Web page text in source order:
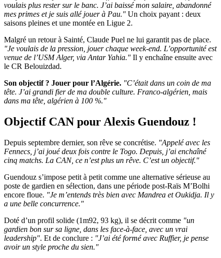
voulais plus rester sur le banc. J’ai baissé mon salaire, abandonné
mes primes et je suis allé jouer à Pau." Un choix payant : deux
saisons pleines et une montée en Ligue 2.
Malgré un retour à Sainté, Claude Puel ne lui garantit pas de place.
"Je voulais de la pression, jouer chaque week-end. L’opportunité est
venue de l’USM Alger, via Antar Yahia." Il y enchaîne ensuite avec
le CR Belouizdad.
Son objectif ? Jouer pour l’Algérie. "C’était dans un coin de ma
tête. J’ai grandi fier de ma double culture. Franco-algérien, mais
dans ma tête, algérien à 100 %."
Objectif CAN pour Alexis Guendouz !
Depuis septembre dernier, son rêve se concrétise. "Appelé avec les
Fennecs, j’ai joué deux fois contre le Togo. Depuis, j’ai enchaîné
cinq matchs. La CAN, ce n’est plus un rêve. C’est un objectif."
Guendouz s’impose petit à petit comme une alternative sérieuse au
poste de gardien en sélection, dans une période post-Raïs M’Bolhi
encore floue. "Je m’entends très bien avec Mandrea et Oukidja. Il y
a une belle concurrence."
Doté d’un profil solide (1m92, 93 kg), il se décrit comme "un
gardien bon sur sa ligne, dans les face-à-face, avec un vrai
leadership". Et de conclure : "J’ai été formé avec Ruffier, je pense
avoir un style proche du sien."